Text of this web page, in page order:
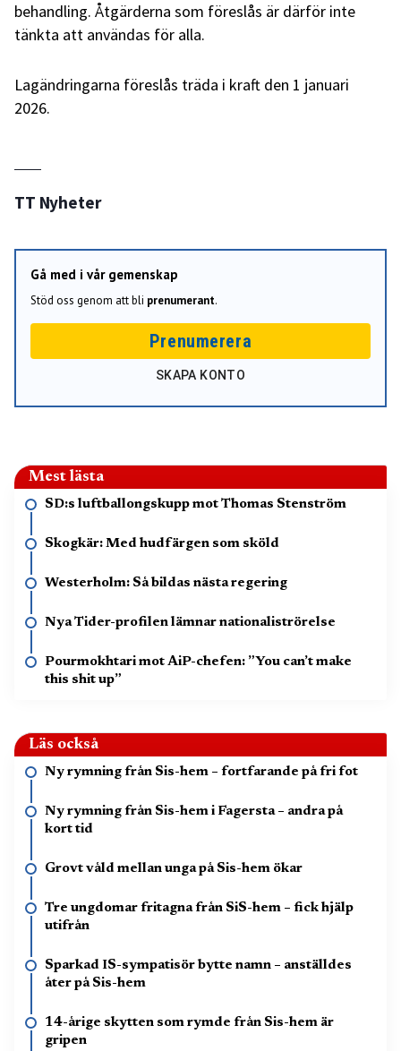
behandling. Åtgärderna som föreslås är därför inte
tänkta att användas för alla.
Lagändringarna föreslås träda i kraft den 1 januari
2026.
TT Nyheter
Gå med i vår gemenskap
Stöd oss genom att bli prenumerant.
Prenumerera
SKAPA KONTO
Mest lästa
SD:s luftballongskupp mot Thomas Stenström
Skogkär: Med hudfärgen som sköld
Westerholm: Så bildas nästa regering
Nya Tider-profilen lämnar nationaliströrelse
Pourmokhtari mot AiP-chefen: ”You can’t make
this shit up”
Läs också
Ny rymning från Sis-hem – fortfarande på fri fot
Ny rymning från Sis-hem i Fagersta – andra på
kort tid
Grovt våld mellan unga på Sis-hem ökar
Tre ungdomar fritagna från SiS-hem – fick hjälp
utifrån
Sparkad IS-sympatisör bytte namn – anställdes
åter på Sis-hem
14-årige skytten som rymde från Sis-hem är
gripen